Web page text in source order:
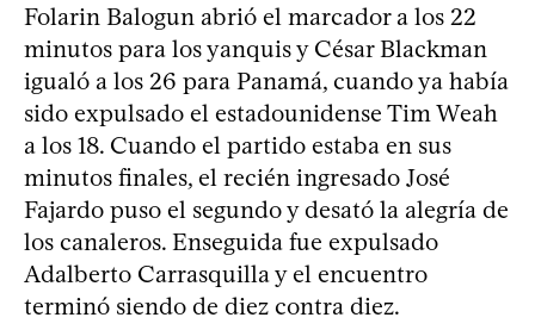
Folarin Balogun abrió el marcador a los 22
minutos para los yanquis y César Blackman
igualó a los 26 para Panamá, cuando ya había
sido expulsado el estadounidense Tim Weah
a los 18. Cuando el partido estaba en sus
minutos finales, el recién ingresado José
Fajardo puso el segundo y desató la alegría de
los canaleros. Enseguida fue expulsado
Adalberto Carrasquilla y el encuentro
terminó siendo de diez contra diez.